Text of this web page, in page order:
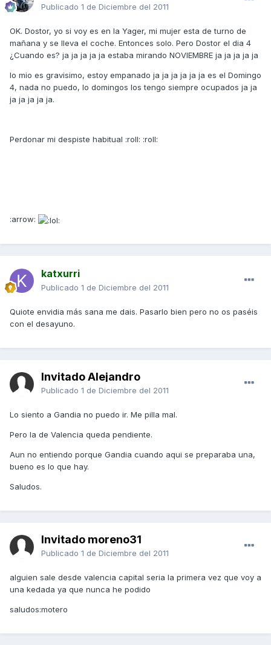
Publicado 1 de Diciembre del 2011
OK. Dostor, yo si voy es en la Yager, mi mujer esta de turno de
mañana y se lleva el coche. Entonces solo. Pero Dostor el dia 4
¿Cuando es? ja ja ja ja ja estaba mirando NOVIEMBRE ja ja ja ja ja
lo mio es gravisimo, estoy empanado ja ja ja ja ja ja es el Domingo
4, nada no puedo, lo domingos los tengo siempre ocupados ja ja
ja ja ja ja ja.
Perdonar mi despiste habitual :roll: :roll:
:arrow:
katxurri
Publicado 1 de Diciembre del 2011
Quiote envidia más sana me dais. Pasarlo bien pero no os paséis
con el desayuno.
Invitado Alejandro
Publicado 1 de Diciembre del 2011
Lo siento a Gandia no puedo ir. Me pilla mal.
Pero la de Valencia queda pendiente.
Aun no entiendo porque Gandia cuando aqui se preparaba una,
bueno es lo que hay.
Saludos.
Invitado moreno31
Publicado 1 de Diciembre del 2011
alguien sale desde valencia capital seria la primera vez que voy a
una kedada ya que nunca he podido
saludos:motero